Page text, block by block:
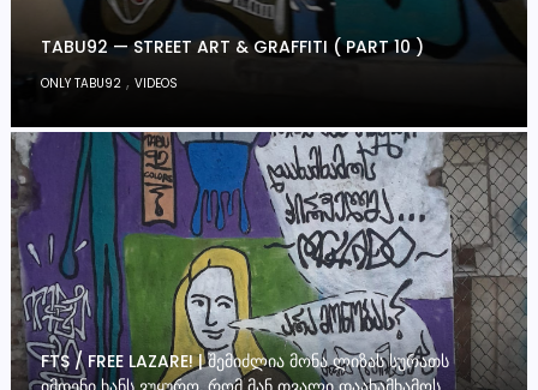
TABU92 — STREET ART & GRAFFITI ( PART 10 )
ONLY TABU92 ,VIDEOS
FTS / FREE LAZARE! | ᲨᲔᲛᲘᲫᲚᲘᲐ ᲛᲝᲜᲐ ᲚᲘᲖᲐᲡ ᲡᲣᲠᲐᲗᲡ